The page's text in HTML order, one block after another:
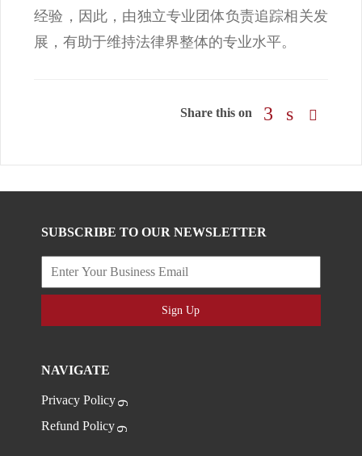
经验，因此，由独立专业团体负责追踪相关发
展，有助于维持法律界整体的专业水平。
Share this on
SUBSCRIBE TO OUR NEWSLETTER
Sign Up
NAVIGATE
Privacy Policy
Refund Policy